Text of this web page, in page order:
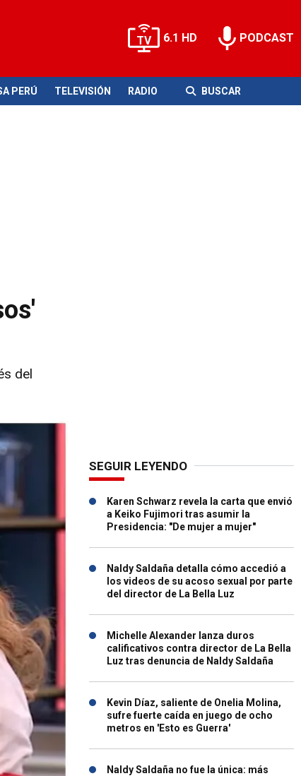
6.1 HD PODCAST
PERÚ TELEVISIÓN RADIO BUSCAR
del
SEGUIR LEYENDO
Karen Schwarz revela la carta que envió
a Keiko Fujimori tras asumir la
Presidencia: "De mujer a mujer"
Naldy Saldaña detalla cómo accedió a
los videos de su acoso sexual por parte
del director de La Bella Luz
Michelle Alexander lanza duros
calificativos contra director de La Bella
Luz tras denuncia de Naldy Saldaña
Kevin Díaz, saliente de Onelia Molina,
sufre fuerte caída en juego de ocho
metros en 'Esto es Guerra'
Naldy Saldaña no fue la única: más